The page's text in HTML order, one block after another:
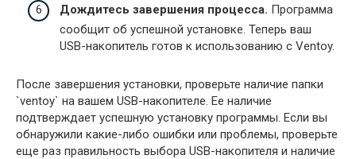
Дождитесь завершения процесса. Программа
сообщит об успешной установке. Теперь ваш
USB-накопитель готов к использованию с Ventoy.
После завершения установки, проверьте наличие папки
`ventoy` на вашем USB-накопителе. Ее наличие
подтверждает успешную установку программы. Если вы
обнаружили какие-либо ошибки или проблемы, проверьте
еще раз правильность выбора USB-накопителя и наличие